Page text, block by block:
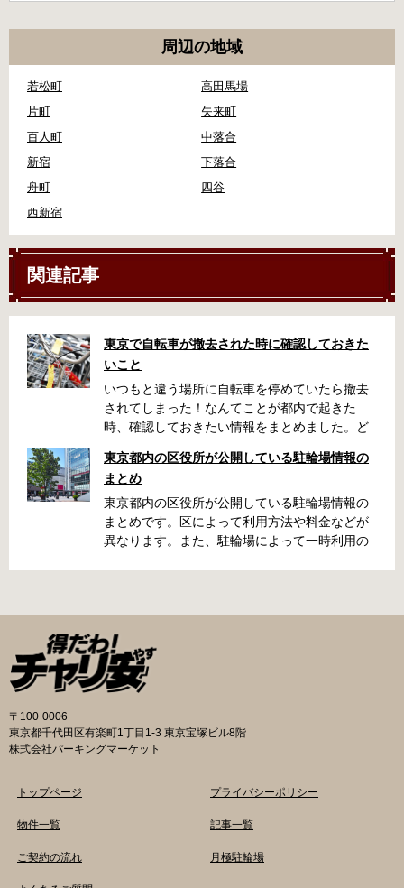
周辺の地域
若松町
高田馬場
片町
矢来町
百人町
中落合
新宿
下落合
舟町
四谷
西新宿
関連記事
東京で自転車が撤去された時に確認しておきた
いこと
いつもと違う場所に自転車を停めていたら撤去
されてしまった！なんてことが都内で起きた
時、確認しておきたい情報をまとめました。ど
くらい？なんて疑問が浮かぶかと思います。事
前に確認していざという時対処しましょう。 千
代田区 / 新宿区 / 品川区 / 港区 / 中央区 / 大田区
/ 北区 / 墨田区 / 渋谷区 / 葛飾区 千代田区で撤去
された場合 猿楽町保管場所 住所 千代田区神田
の地図が置いてあります） 東京メトロ半蔵門
線、都営新宿・三田線神保町駅から徒歩7分 大
手町高架下自転車保管場所 住所 千代田区大手町
二丁目4番 電話 050-2018-6466（千代田区自転
車対策コールセンター） 最寄駅 東京メトロ半蔵
線大手町駅B3出口 返還の際に必要な書類 返還
料 2,000円 自転車の鍵 身分証明証 千代田区HP
保管場所 住所 新宿区内藤町11番地 ※都立新
3896 最寄駅 東京メトロ丸ノ内線新宿三丁目駅
から徒歩6分 JR新宿駅から徒歩8分 西新宿自転
東京都内の区役所が公開している駐輪場情報の
まとめ
東京都内の区役所が公開している駐輪場情報の
まとめです。区によって利用方法や料金などが
異なります。また、駐輪場によって一時利用の
の自転車駐輪場 利用方法 利用登録申請書の提出
申請期間内に利用登録申請書（PDF：
1,396KB） と必要書類を環境まちづくり総務課
あてに郵送（申請期間消印有効）または、期間
内に環境まちづくり総務課（区役所5階5B窓
さい（郵送先・各出張所の受付時間）。電話・
ファクス・メールでは申請できません。 利用料
生活保護受給者免除（詳しくはお問い合わせく
3,000円（区内、区外在住を問わず） 定期利用
細は各駐輪場または管理会社にお問い合わせく
〒100-0006
東京都千代田区有楽町1丁目1-3 東京宝塚ビル8階
株式会社パーキングマーケット
トップページ
物件一覧
ご契約の流れ
プライバシーポリシー
記事一覧
月極駐輪場